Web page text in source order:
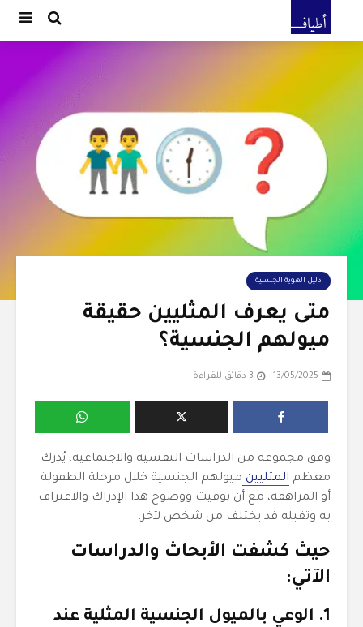
دليل الهوية الجنسية
متى يعرف المثليين حقيقة
ميولهم الجنسية؟
13/05/2025 3 دقائق للقراءة
وفق مجموعة من الدراسات النفسية والاجتماعية، يُدرك
معظم المثليين ميولهم الجنسية خلال مرحلة الطفولة
أو المراهقة، مع أن توقيت ووضوح هذا الإدراك والاعتراف
به وتقبله قد يختلف من شخص لآخر.
حيث كشفت الأبحاث والدراسات
الآتي:
1. الوعي بالميول الجنسية المثلية عند